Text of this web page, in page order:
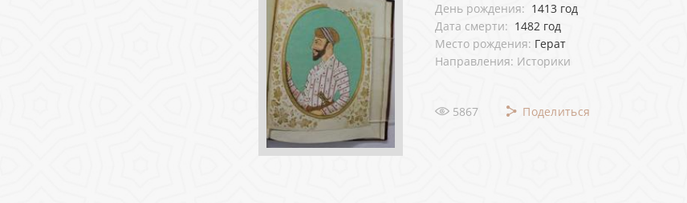
День рождения: 1413 год
Дата смерти: 1482 год
Место рождения: Герат
Направления: Историки
5867 Поделиться